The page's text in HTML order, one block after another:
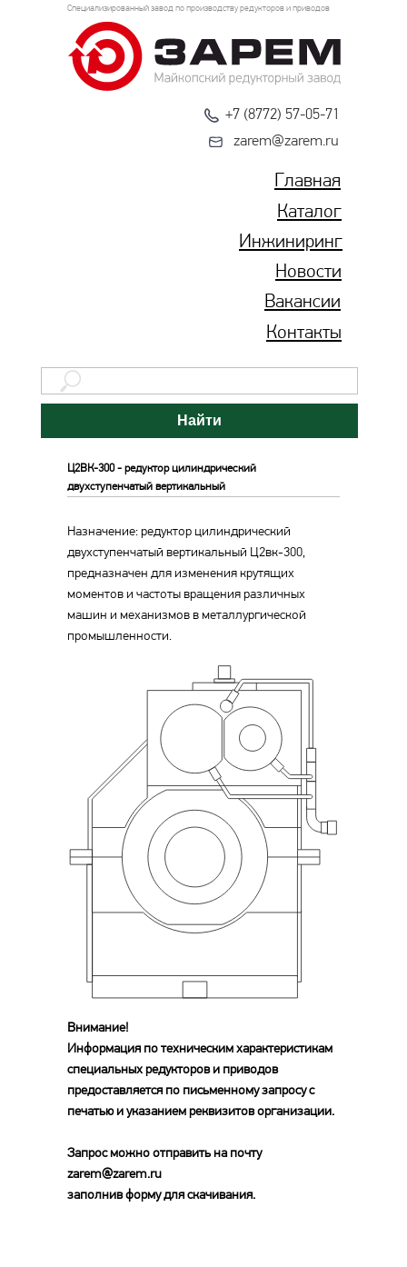
+7 (8772) 57-05-71
Каталог
Инжиниринг
Новости
Главная
Контакты
Вакансии
zarem@zarem.ru
Специализированный завод по производству редукторов и приводов
Найти
Назначение: редуктор цилиндрический
двухступенчатый вертикальный Ц2вк-300,
предназначен для изменения крутящих
моментов и частоты вращения различных
машин и механизмов в металлургической
промышленности.
Внимание!
Информация по техническим характеристикам
специальных редукторов и приводов
предоставляется по письменному запросу с
печатью и указанием реквизитов организации.
Запрос можно отправить на почту
zarem@zarem.ru
заполнив форму для скачивания.
Ц2ВК-300 - редуктор цилиндрический
двухступенчатый вертикальный